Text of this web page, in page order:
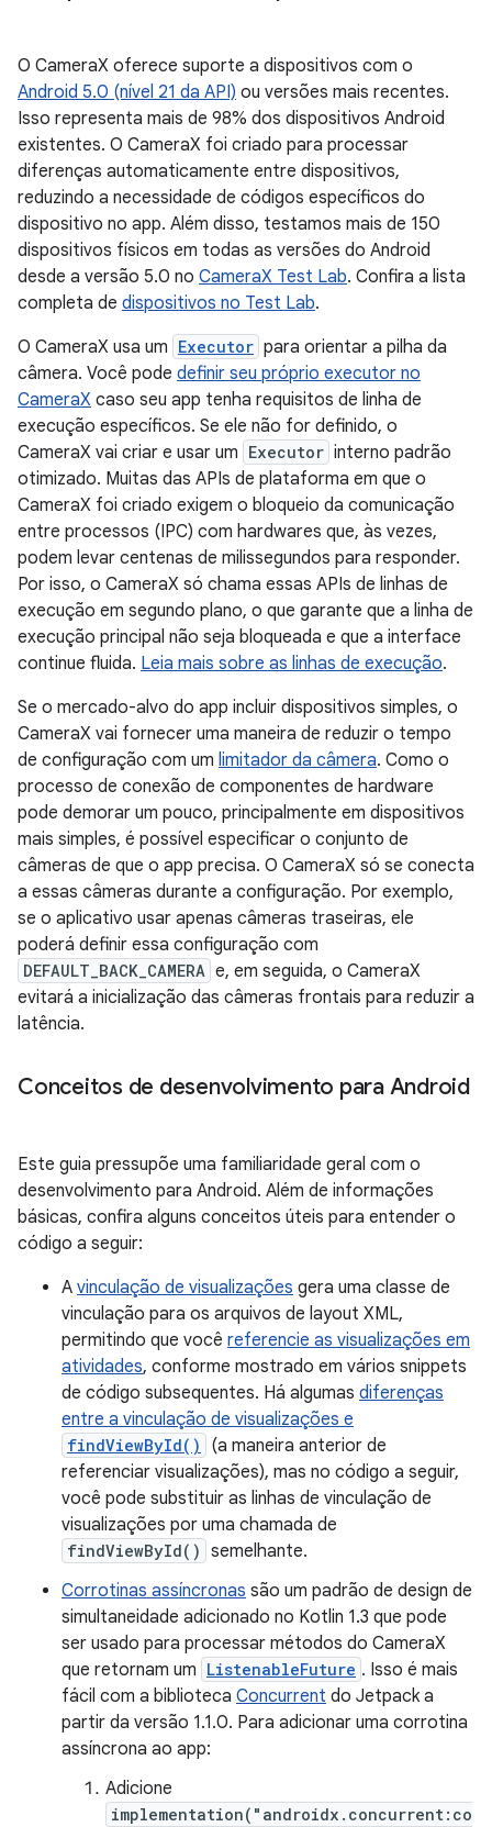
O CameraX oferece suporte a dispositivos com o
Android 5.0 (nível 21 da API) ou versões mais recentes.
Isso representa mais de 98% dos dispositivos Android
existentes. O CameraX foi criado para processar
diferenças automaticamente entre dispositivos,
reduzindo a necessidade de códigos específicos do
dispositivo no app. Além disso, testamos mais de 150
dispositivos físicos em todas as versões do Android
desde a versão 5.0 no CameraX Test Lab. Confira a lista
completa de dispositivos no Test Lab.
O CameraX usa um Executor para orientar a pilha da
câmera. Você pode definir seu próprio executor no
CameraX caso seu app tenha requisitos de linha de
execução específicos. Se ele não for definido, o
CameraX vai criar e usar um Executor interno padrão
otimizado. Muitas das APIs de plataforma em que o
CameraX foi criado exigem o bloqueio da comunicação
entre processos (IPC) com hardwares que, às vezes,
podem levar centenas de milissegundos para responder.
Por isso, o CameraX só chama essas APIs de linhas de
execução em segundo plano, o que garante que a linha de
execução principal não seja bloqueada e que a interface
continue fluida. Leia mais sobre as linhas de execução.
Se o mercado-alvo do app incluir dispositivos simples, o
CameraX vai fornecer uma maneira de reduzir o tempo
de configuração com um limitador da câmera. Como o
processo de conexão de componentes de hardware
pode demorar um pouco, principalmente em dispositivos
mais simples, é possível especificar o conjunto de
câmeras de que o app precisa. O CameraX só se conecta
a essas câmeras durante a configuração. Por exemplo,
se o aplicativo usar apenas câmeras traseiras, ele
poderá definir essa configuração com
DEFAULT_BACK_CAMERA e, em seguida, o CameraX
evitará a inicialização das câmeras frontais para reduzir a
latência.
Conceitos de desenvolvimento para Android
Este guia pressupõe uma familiaridade geral com o
desenvolvimento para Android. Além de informações
básicas, confira alguns conceitos úteis para entender o
código a seguir:
A vinculação de visualizações gera uma classe de
vinculação para os arquivos de layout XML,
permitindo que você referencie as visualizações em
atividades, conforme mostrado em vários snippets
de código subsequentes. Há algumas diferenças
entre a vinculação de visualizações e
findViewById()
(a maneira anterior de
referenciar visualizações), mas no código a seguir,
você pode substituir as linhas de vinculação de
visualizações por uma chamada de
findViewById() semelhante.
Corrotinas assíncronas são um padrão de design de
simultaneidade adicionado no Kotlin 1.3 que pode
ser usado para processar métodos do CameraX
que retornam um ListenableFuture . Isso é mais
fácil com a biblioteca Concurrent do Jetpack a
partir da versão 1.1.0. Para adicionar uma corrotina
assíncrona ao app:
Adicione
implementation("androidx.concurrent:co